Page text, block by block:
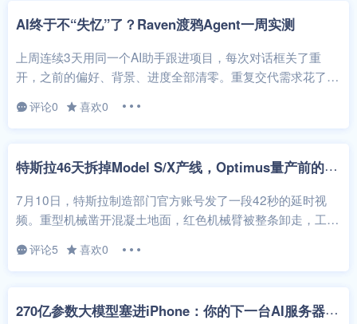
AI终于不“失忆”了？Raven渡鸦Agent一周实测
上周连续3天用同一个AI助手跟进项目，每次对话框关了重
开，之前的偏好、背景、进度全部清零。重复交代需求花了我
评论0 喜欢0
特
斯拉46天拆掉Model S/X产线，Optimus量产前的最后一铲
7月10日，特斯拉制造部门官方账号发了一段42秒的延时视
频。重型机械凿开混凝土地面，红色机械臂被整条卸走，工人
评论5 喜欢0
2
70亿参数大模型塞进iPhone：你的下一台AI服务器，就是口袋里的手机